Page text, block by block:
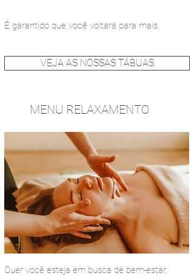
É garantido que você voltará para mais.
VEJA AS NOSSAS TÁBUAS
MENU RELAXAMENTO
Quer você esteja em busca de bem-estar,